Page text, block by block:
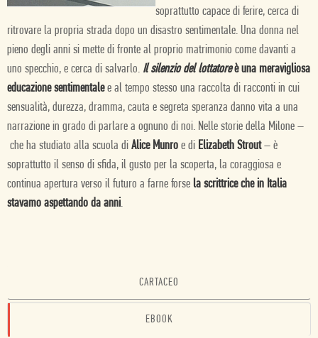
soprattutto capace di ferire, cerca di
ritrovare la propria strada dopo un disastro sentimentale. Una donna nel
pieno degli anni si mette di fronte al proprio matrimonio come davanti a
uno specchio, e cerca di salvarlo. Il silenzio del lottatoreè una meravigliosa
educazione sentimentalee al tempo stesso una raccolta di racconti in cui
sensualità, durezza, dramma, cauta e segreta speranza danno vita a una
narrazione in grado di parlare a ognuno di noi. Nelle storie della Milone –
che ha studiato alla scuola di Alice Munro e di Elizabeth Strout– è
soprattutto il senso di sfida, il gusto per la scoperta, la coraggiosa e
continua apertura verso il futuro a farne forse la scrittrice che in Italia
stavamo aspettando da anni.
CARTACEO
EBOOK